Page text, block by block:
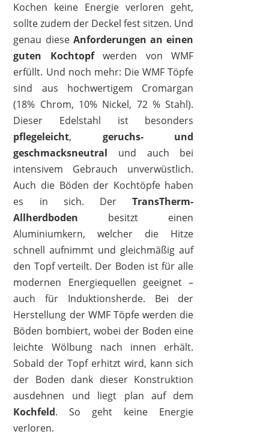
Kochen keine Energie verloren geht,
sollte zudem der Deckel fest sitzen. Und
genau diese Anforderungen an einen
guten Kochtopfwerden von WMF
erfüllt. Und noch mehr: Die WMF Töpfe
sind aus hochwertigem Cromargan
(18% Chrom, 10% Nickel, 72 % Stahl).
Dieser Edelstahl ist besonders
pflegeleicht, geruchs- und
geschmacksneutral und auch bei
intensivem Gebrauch unverwüstlich.
Auch die Böden der Kochtöpfe haben
es in sich. DerTransTherm-
Allherdboden besitzt einen
Aluminiumkern, welcher die Hitze
schnell aufnimmt und gleichmäßig auf
den Topf verteilt. Der Boden ist für alle
modernen Energiequellen geeignet –
auch für Induktionsherde. Bei der
Herstellung der WMF Töpfe werden die
Böden bombiert, wobei der Boden eine
leichte Wölbung nach innen erhält.
Sobald der Topf erhitzt wird, kann sich
der Boden dank dieser Konstruktion
ausdehnen und liegt plan auf dem
Kochfeld. So geht keine Energie
verloren.